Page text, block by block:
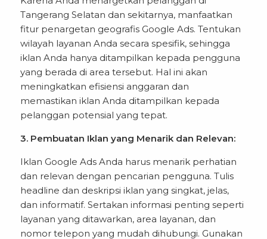
Tangerang Selatan dan sekitarnya, manfaatkan
fitur penargetan geografis Google Ads. Tentukan
wilayah layanan Anda secara spesifik, sehingga
iklan Anda hanya ditampilkan kepada pengguna
yang berada di area tersebut. Hal ini akan
meningkatkan efisiensi anggaran dan
memastikan iklan Anda ditampilkan kepada
pelanggan potensial yang tepat.
3. Pembuatan Iklan yang Menarik dan Relevan:
Iklan Google Ads Anda harus menarik perhatian
dan relevan dengan pencarian pengguna. Tulis
headline dan deskripsi iklan yang singkat, jelas,
dan informatif. Sertakan informasi penting seperti
layanan yang ditawarkan, area layanan, dan
nomor telepon yang mudah dihubungi. Gunakan